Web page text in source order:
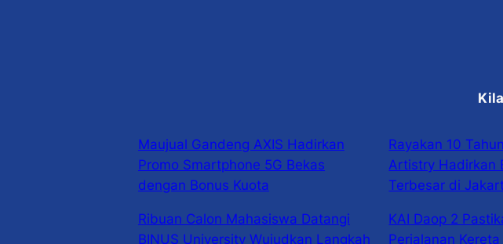
Maujual Gandeng AXIS Hadirkan
Promo Smartphone 5G Bekas
dengan Bonus Kuota
Rayakan 10
Artistry Hadirkan
Terbesar di
Ribuan Calon Mahasiswa Datangi
BINUS University Wujudkan Langkah
KAI Daop 2
Perjalanan